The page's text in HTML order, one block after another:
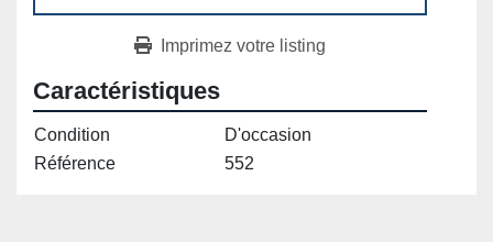
Imprimez votre listing
Caractéristiques
Condition
D'occasion
Référence
552